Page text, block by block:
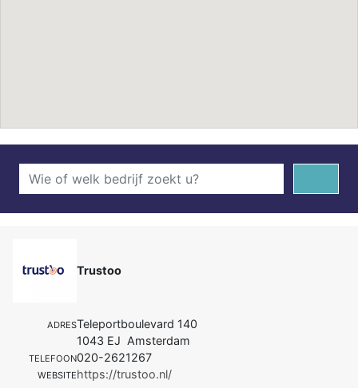
Trustoo
ADRESTeleportboulevard 140
1043 EJ Amsterdam
TELEFOON020-2621267
WEBSITEhttps://trustoo.nl/